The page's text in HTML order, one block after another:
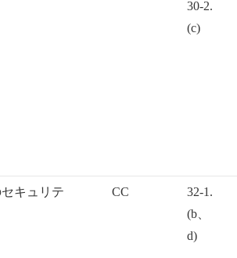
30-2.
(c)
キュリテ
CC
32-1.
(b、
d)